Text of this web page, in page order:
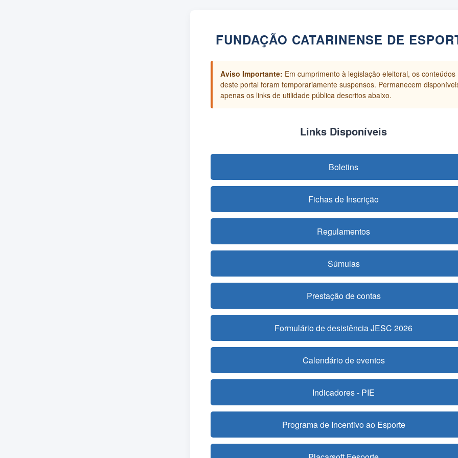
FUNDAÇÃO CATARINENSE DE
Aviso Importante: Em cumprimento à legislação eleitoral, os conteúdos
deste portal foram temporariamente suspensos. Permanecem
apenas os links de utilidade pública descritos abaixo.
Links Disponíveis
Boletins
Fichas de Inscrição
Regulamentos
Súmulas
Prestação de contas
Formulário de desistência JESC 2026
Calendário de eventos
Indicadores - PIE
Programa de Incentivo ao Esporte